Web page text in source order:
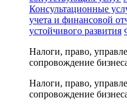
Консультационные
учета и финансовой
устойчивого развития
Налоги, право,
сопровождение
Налоги, право,
сопровождение